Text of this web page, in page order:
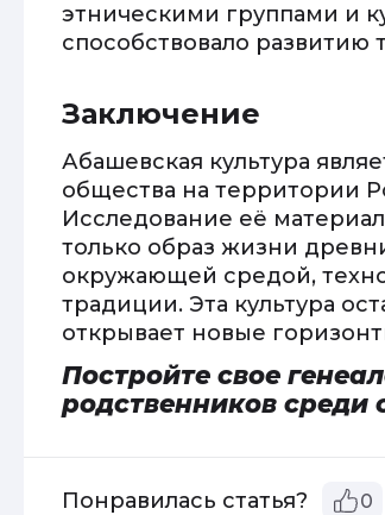
этническими группами и
способствовало
Заключение
Абашевская культура
общества на территории
Исследование её
только образ жизни
окружающей средой,
традиции. Эта культура
открывает новые
Постройте свое
родственников среди
Понравилась статья? 0